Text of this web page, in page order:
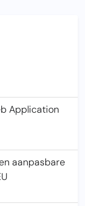
Application
aanpasbare